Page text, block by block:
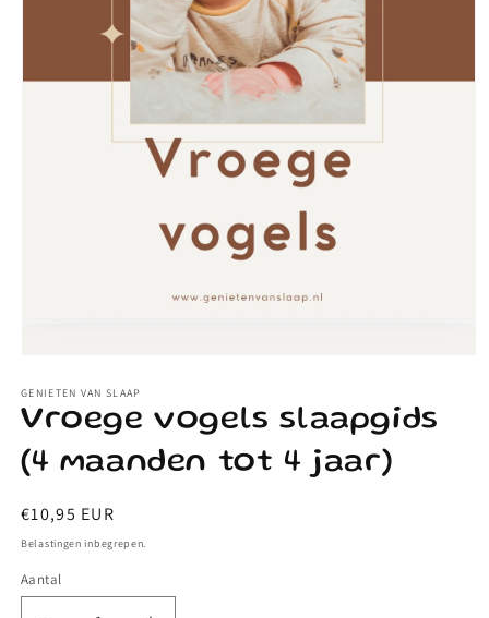
openen
in
modaal
GENIETEN VAN SLAAP
Vroege vogels slaapgids
(4 maanden tot 4 jaar)
Normale
prijs
€10,95 EUR
Belastingen inbegrepen.
Aantal